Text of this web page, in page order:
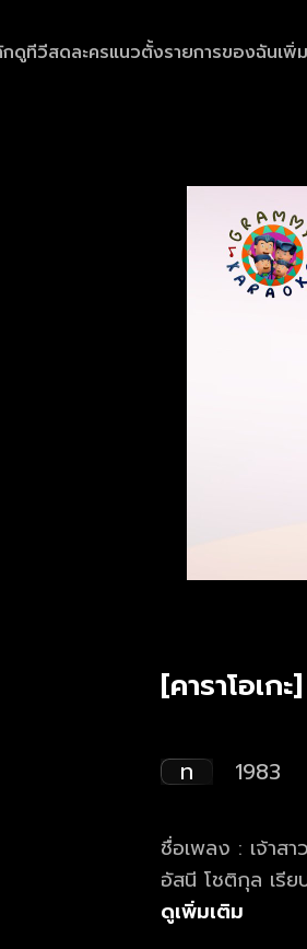
ดูทีวีสดละครแนวตั้งรายการของฉันเพิ่
[คาราโอเ
ท 1983
ชื่อเพลง : เจ้าสาวที่กลัวฝน ศิลปิน : เรวัต พุทธินันทน์ คำร้อง : เรวัต พุทธินันทน์ ทำนอง :
ดูเพิ่มเติม